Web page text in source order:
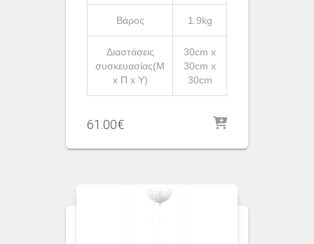
Βάρος 1.9kg
Διαστάσεις
συσκευασίας(Μ
x Π x Υ)
30cm x
30cm x
30cm
61.00€